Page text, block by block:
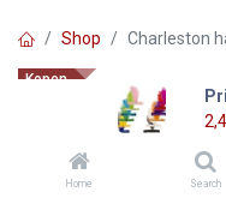
Home Search
Shop Charleston
Kopen
Charleston